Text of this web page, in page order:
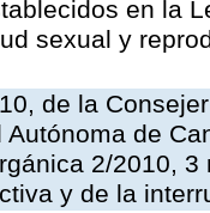
en la
sexual y
de la
Autónoma de
2/2010,
y de la